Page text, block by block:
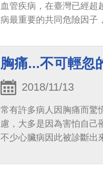
血管疾病，在臺灣已經超
病最重要的共同危險因子
胸痛...不可輕忽
2018/11/13
常有許多病人因胸痛而驚
慮，大多是因為害怕自己
不少心臟病因此被診斷出